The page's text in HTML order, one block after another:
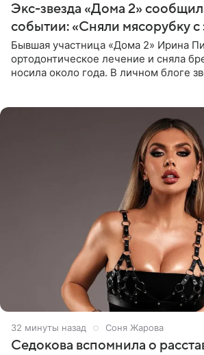
Экс-звезда «Дома 2»
событии: «Сняли мясорубку с
Бывшая участница «Дома 2» Ирина
ортодонтическое лечение и сняла
носила около года. В личном блоге
32 минуты назад Соня Жарова
Седокова вспомнила о